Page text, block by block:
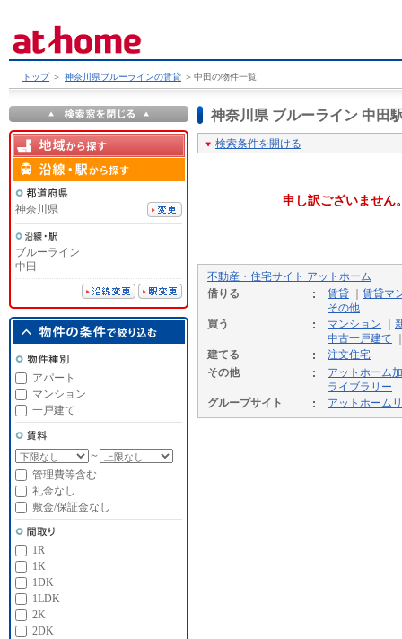
トップ ＞ 神奈川県ブルーラインの賃貸 ＞ 中田の物件一覧
神奈川県 ブルーライン 中田
検索条件を開ける
申し訳ございません
不動産・住宅サイト アットホーム
借りる
賃貸
賃貸マ
その他
買う
マンション
中古一戸建て
建てる
注文住宅
その他
アットホーム
ライブラリー
グループサイト
アットホーム
神奈川県
ブルーライン
中田
アパート
マンション
一戸建て
～
管理費等含む
礼金なし
敷金/保証金なし
1R
1K
1DK
1LDK
2K
2DK